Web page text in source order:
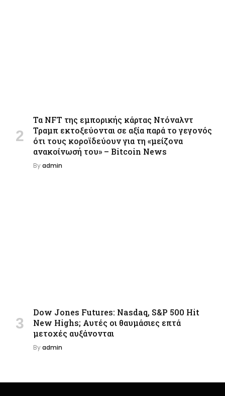
Τα NFT της εμπορικής κάρτας Ντόναλντ
Τραμπ εκτοξεύονται σε αξία παρά το γεγονός
ότι τους κοροϊδεύουν για τη «μείζονα
ανακοίνωσή του» – Bitcoin News
Byadmin
Dow Jones Futures: Nasdaq, S&P 500 Hit
New Highs; Αυτές οι θαυμάσιες επτά
μετοχές αυξάνονται
Byadmin